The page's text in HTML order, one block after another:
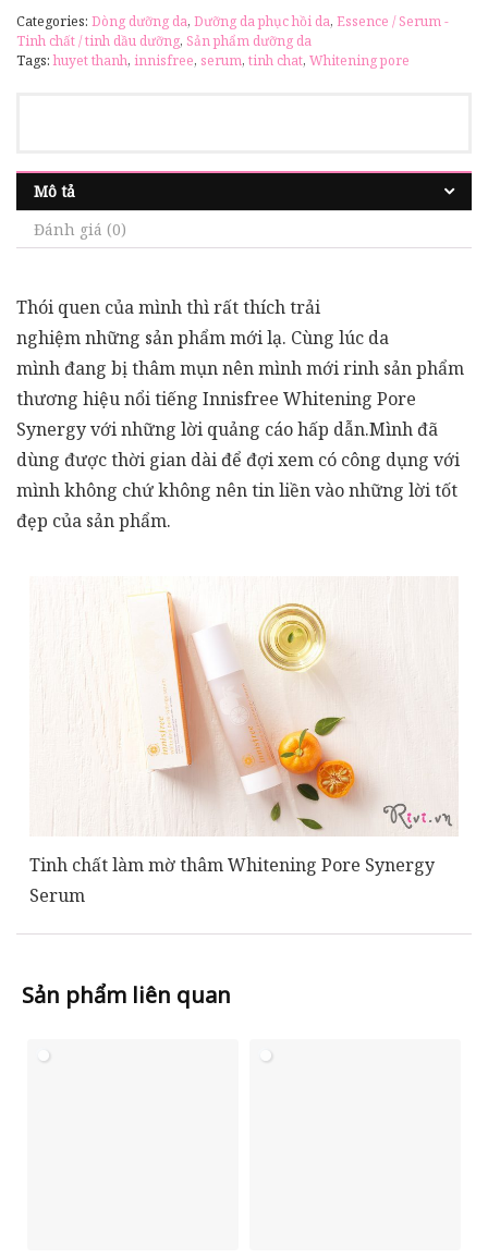
Categories: Dòng dưỡng da, Dưỡng da phục hồi da, Essence / Serum -
Tinh chất / tinh dầu dưỡng, Sản phẩm dưỡng da
Tags:huyet thanh, innisfree, serum, tinh chat, Whitening pore
Mô tả
Đánh giá (0)
Thói quen của mình thì rất thích trải
nghiệm những sản phẩm mới lạ. Cùng lúc da
mình đang bị thâm mụn nên mình mới rinh sản phẩm
thương hiệu nổi tiếng Innisfree Whitening Pore
Synergy với những lời quảng cáo hấp dẫn.Mình đã
dùng được thời gian dài để đợi xem có công dụng với
mình không chứ không nên tin liền vào những lời tốt
đẹp của sản phẩm.
Tinh chất làm mờ thâm Whitening Pore Synergy
Serum
Sản phẩm liên quan